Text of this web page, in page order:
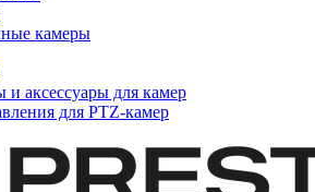
камеры
аксессуары для камер
для PTZ-камер